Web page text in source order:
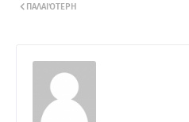
ΠΑΛΑΙΌΤΕΡΗ